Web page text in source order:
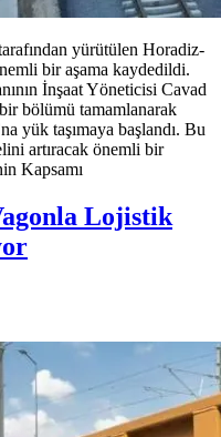
yürütülen Horadiz-
bir aşama kaydedildi.
İnşaat Yöneticisi Cavad
bölümü tamamlanarak
yük taşımaya başlandı. Bu
artıracak önemli bir
Kapsamı
Lojistik